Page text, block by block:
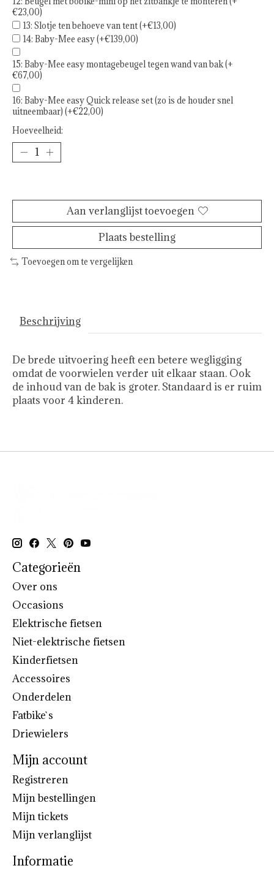
€23,00)
13: Slotje ten behoeve van tent (+€13,00)
14: Baby-Mee easy (+€139,00)
15: Baby-Mee easy montagebeugel tegen wand van bak (+
€67,00)
16: Baby-Mee easy Quick release set (zo is de houder snel
uitneembaar) (+€22,00)
Hoeveelheid:
Aan verlanglijst toevoegen
Plaats bestelling
Toevoegen om te vergelijken
Beschrijving
De brede uitvoering heeft een betere wegligging
omdat de voorwielen verder uit elkaar staan. Ook
de inhoud van de bak is groter. Standaard is er ruim
plaats voor 4 kinderen.
Categorieën
Over ons
Occasions
Elektrische fietsen
Niet-elektrische fietsen
Kinderfietsen
Accessoires
Onderdelen
Fatbike`s
Driewielers
Mijn account
Registreren
Mijn bestellingen
Mijn tickets
Mijn verlanglijst
Informatie